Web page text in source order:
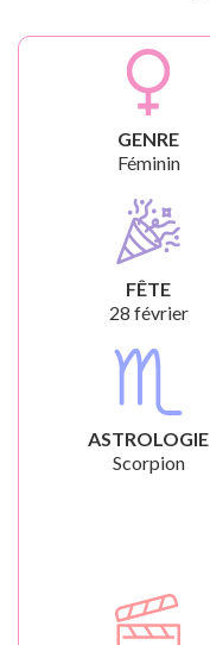
GENRE
Féminin
FÊTE
28 février
ASTROLOGIE
Scorpion